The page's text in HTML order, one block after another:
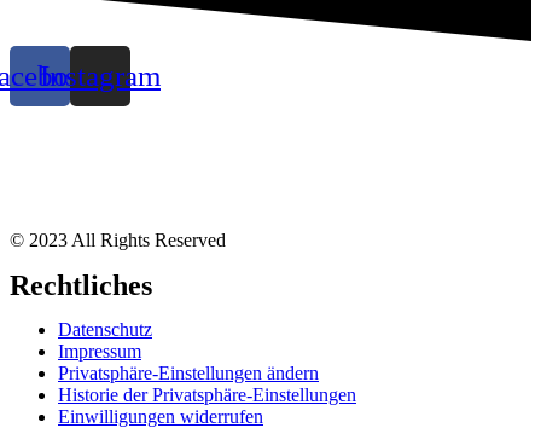
Instagram
© 2023 All Rights Reserved
Rechtliches
Datenschutz
Impressum
Privatsphäre-Einstellungen ändern
Historie der Privatsphäre-Einstellungen
Einwilligungen widerrufen